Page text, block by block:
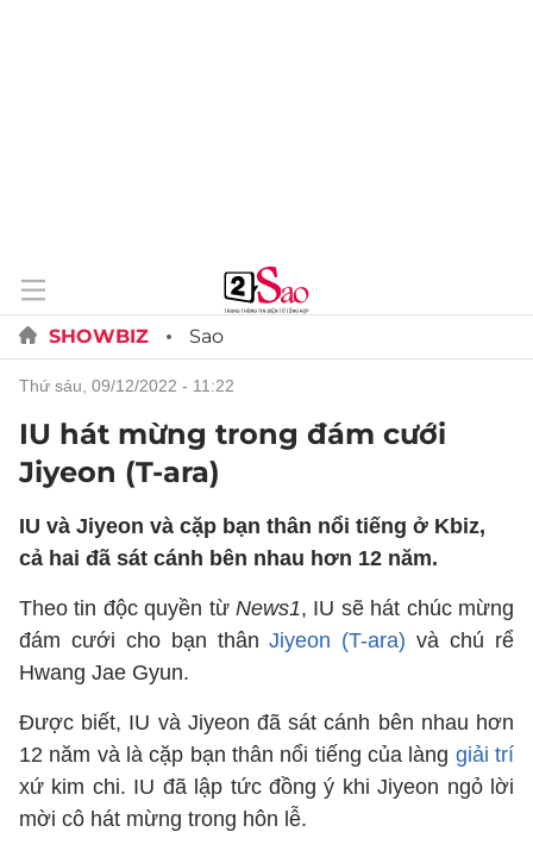
SHOWBIZ Sao
thứ sáu, 09/12/2022 - 11:22
IU hát mừng trong đám cưới
Jiyeon (T-ara)
IU và Jiyeon và cặp bạn thân nổi tiếng ở Kbiz,
cả hai đã sát cánh bên nhau hơn 12 năm.
Theo tin độc quyền từ News1, IU sẽ hát chúc mừng
đám cưới cho bạn thânJiyeon (T-ara) và chú rể
Hwang Jae Gyun.
Được biết, IU và Jiyeon đã sát cánh bên nhau hơn
12 năm và là cặp bạn thân nổi tiếng của làng giải trí
xứ kim chi. IU đã lập tức đồng ý khi Jiyeon ngỏ lời
mời cô hát mừng trong hôn lễ.